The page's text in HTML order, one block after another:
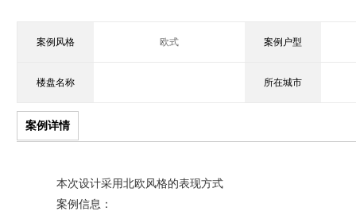
案例风格 欧式 案例户型
楼盘名称 所在城市
案例详情
本次设计采用北欧风格的表现方式
案例信息：